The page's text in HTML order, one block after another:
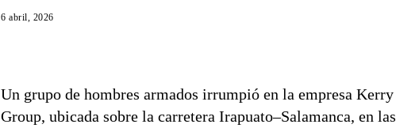
6 abril, 2026
Un grupo de hombres armados irrumpió en la empresaKerry
Group, ubicada sobre la carreteraIrapuato–Salamanca, en las